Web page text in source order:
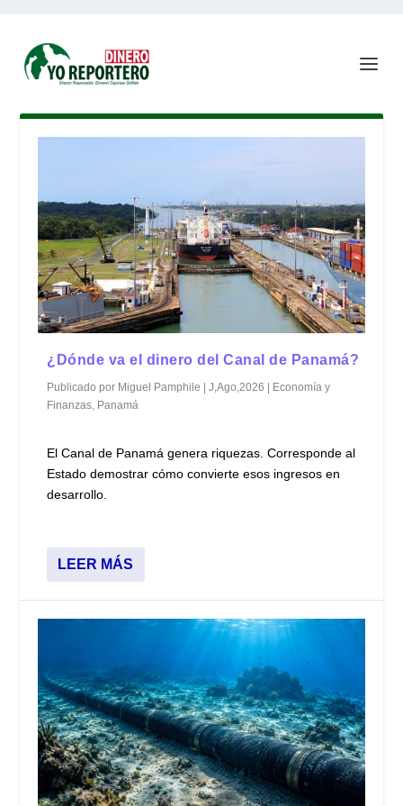
¿Dónde va el dinero del Canal de Panamá?
Publicado por Miguel Pamphile |J,Ago,2026 | Economía y
Finanzas Panamá
El Canal de Panamá genera riquezas. Corresponde al
Estado demostrar cómo convierte esos ingresos en
desarrollo.
LEER MÁS